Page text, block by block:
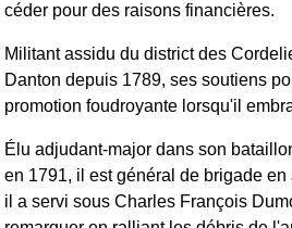
céder pour des raisons financières.
Militant assidu du district des
Danton depuis 1789, ses soutiens
promotion foudroyante lorsqu'il
Élu adjudant-major dans son
en 1791, il est général de brigade en
il a servi sous Charles François